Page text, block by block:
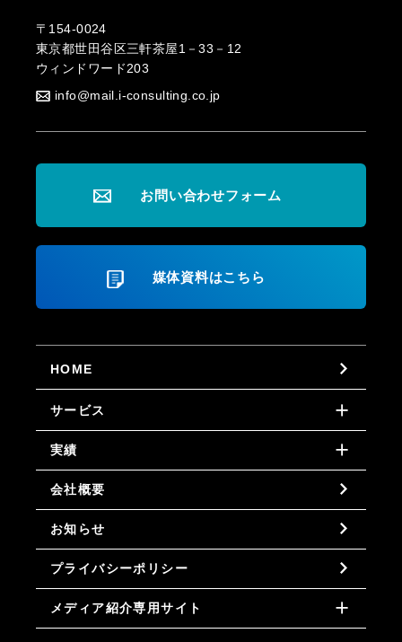
〒154-0024
東京都世田谷区三軒茶屋1－33－12
ウィンドワード203
info@mail.i-consulting.co.jp
お問い合わせフォーム
媒体資料はこちら
HOME
サービス
実績
会社概要
お知らせ
プライバシーポリシー
メディア紹介専用サイト